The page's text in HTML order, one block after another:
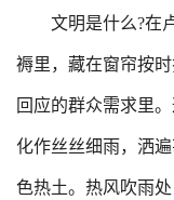
文明是什么?在卢
褥里，藏在窗帘按
回应的群众需求里
化作丝丝细雨，洒
色热土。热风吹雨处